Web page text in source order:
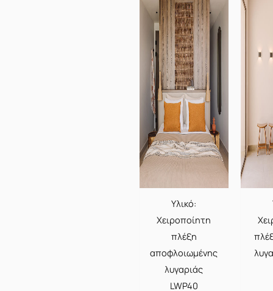
Υλικό:
Χειροποίητη
πλέξη
αποφλοιωμένης
λυγαριάς
LWP40